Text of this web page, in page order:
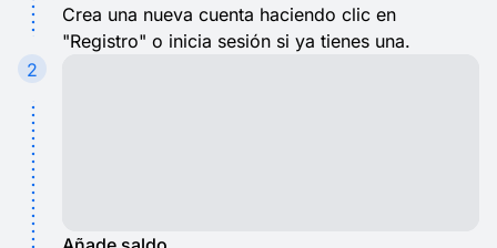
Crea una nueva cuenta haciendo clic en
"Registro" o inicia sesión si ya tienes una.
2